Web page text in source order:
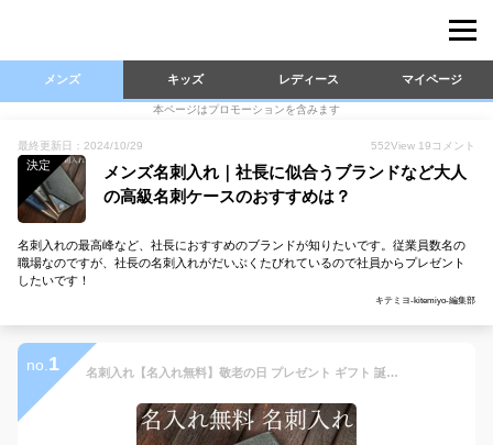
メンズ キッズ レディース マイページ
本ページはプロモーションを含みます
最終更新日：2024/10/29 552View 19 コメント
決定
メンズ名刺入れ｜社長に似合うブランドなど大人
の高級名刺ケースのおすすめは？
名刺入れの最高峰など、社長におすすめのブランドが知りたいです。従業員数名の
職場なのですが、社長の名刺入れがだいぶくたびれているので社員からプレゼント
したいです！
キテミヨ-kitemiyo-編集部
no. 1 名刺入れ【名入れ無料】敬老の日 プレゼント ギフト 誕生日 記念品 メンズ 選べる4色 専用化粧箱入り 専用クリーニングクロス付属 ブランド ロゴ刻印 ビジネス 【The Cardcase】 退職 お祝い カード 社会人 贈り物 新年度 入学 転職 退職